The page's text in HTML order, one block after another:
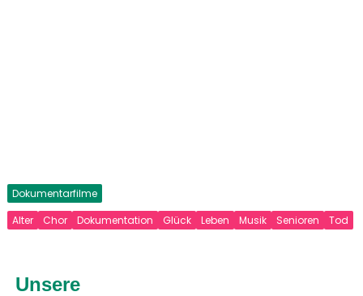
Dokumentarfilme
Alter
Chor Dokumentation Glück Leben Musik Senioren Tod
Unsere